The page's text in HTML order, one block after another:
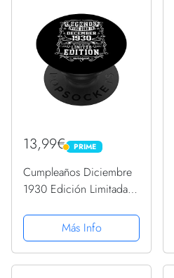
13,99€ PRIME
PRIME
Cumpleaños Diciembre
1930 Edición Limitada
PopSockets PopGrip
Intercambiable
Más Info